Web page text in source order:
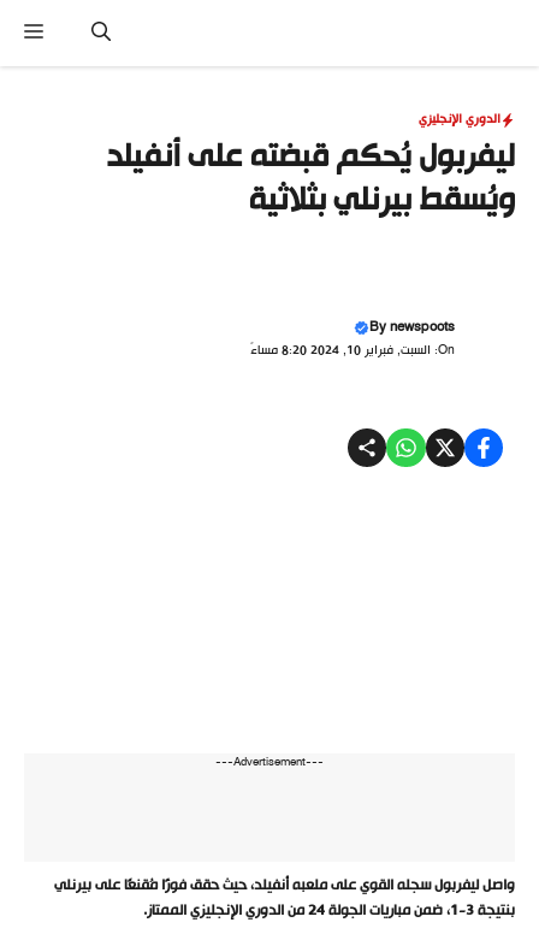
المحتوى
الدوري الإنجليزي
ليفربول يُحكم قبضته على أنفيلد
ويُسقط بيرنلي بثلاثية
Bynewspoots
On: السبت, فبراير 10, 2024 8:20 مساءً
---Advertisement---
واصل ليفربول سجله القوي على ملعبه أنفيلد، حيث حقق فوزًا مُقنعًا على بيرنلي
بنتيجة 3-1، ضمن مباريات الجولة 24 من الدوري الإنجليزي الممتاز.